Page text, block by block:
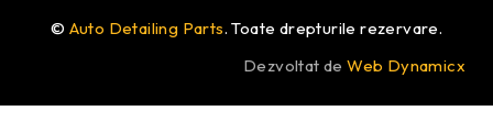
© Auto Detailing Parts. Toate drepturile rezervare.
Dezvoltat deWeb Dynamicx